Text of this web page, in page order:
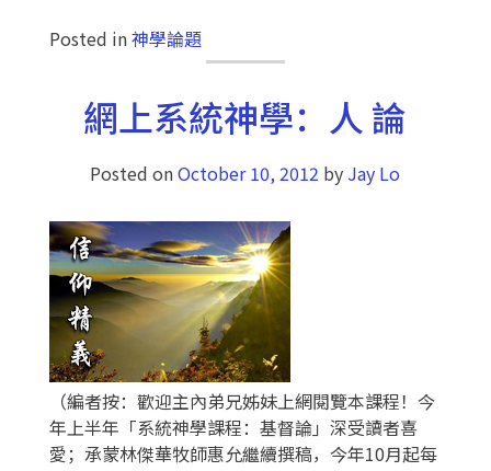
Posted in神學論題
網上系統神學：人 論
Posted onOctober 10, 2012 by Jay Lo
（編者按：歡迎主內弟兄姊妹上網閱覽本課程！今
年上半年「系統神學課程：基督論」深受讀者喜
愛；承蒙林傑華牧師惠允繼續撰稿，今年10月起每